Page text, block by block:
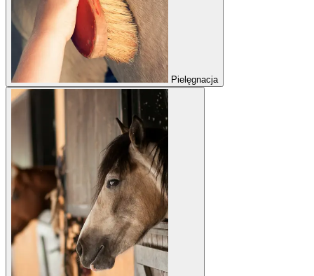
Pielęgnacja